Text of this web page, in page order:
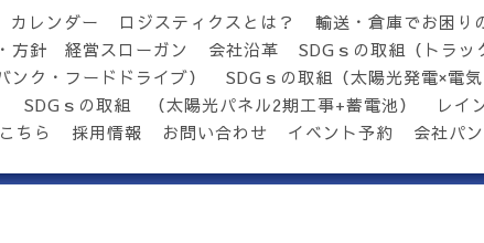
カレンダー ロジスティクスとは？ 輸送・倉庫でお困り
方針 経営スローガン 会社沿革
SDGｓの取組（トラッ
ク・フードドライブ）
SDGｓの取組（太陽光発電×電
SDGｓの取組 （太陽光パネル2期工事+蓄電池）
レイ
ちら
採用情報 お問い合わせ イベント予約 会社パ